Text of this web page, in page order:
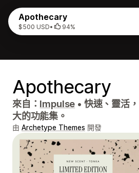
Apothecary
$500 USD• 94%
Apothecary
來自： Impulse • 快速、靈活
大的功能集。
由 Archetype Themes 開發